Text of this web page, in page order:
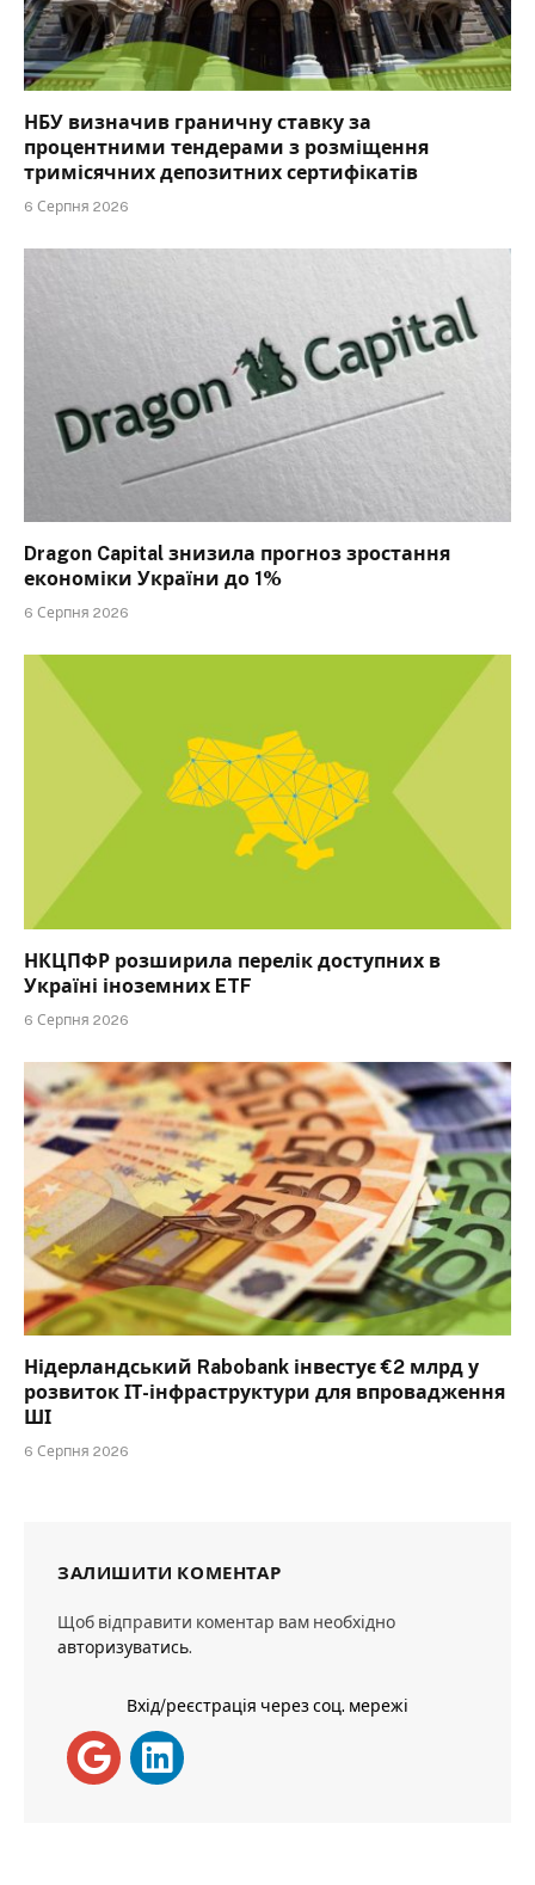
НБУ визначив граничну ставку за
процентними тендерами з розміщення
тримісячних депозитних сертифікатів
6 Серпня 2026
Dragon Capital знизила прогноз зростання
економіки України до 1%
6 Серпня 2026
НКЦПФР розширила перелік доступних в
Україні іноземних ETF
6 Серпня 2026
Нідерландський Rabobank інвестує €2 млрд у
розвиток ІТ-інфраструктури для впровадження
ШІ
6 Серпня 2026
ЗАЛИШИТИ КОМЕНТАР
Щоб відправити коментар вам необхідно
авторизуватись.
Вхід/реєстрація через соц. мережі